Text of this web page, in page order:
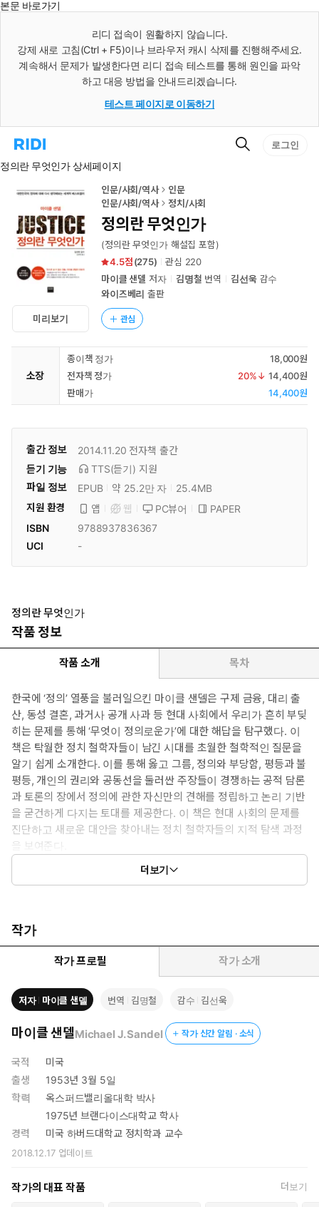
본문 바로가기
리디 접속이 원활하지 않습니다.
강제 새로 고침(Ctrl + F5)이나 브라우저 캐시 삭제를 진행해주세요.
계속해서 문제가 발생한다면 리디 접속 테스트를 통해 원인을 파악
하고 대응 방법을 안내드리겠습니다.
테스트 페이지로 이동하기
리
홈
로
검
로그인
정의란 무엇인가 상세페이지
미리보기
인문/사회/역사
인문
인문/사회/역사
정치/사회
정의란 무엇인가
(정의란 무엇인가 해설집 포함)
4.5
(275) 관심 220
마이클 샌델 저자 김명철 번역 김선욱감수
와이즈베리 출판
관심
소장
종이책 정가
18,000원
전자책 정가
20%↓ 14,400원
판매가
14,400원
출간 정보 2014.11.20 전자책 출간
듣기 기능
TTS(듣기) 지원
파일 정보
EPUB 약 25.2만 자
25.4MB
지원 환경
앱 웹 PC뷰어
PAPER
ISBN
9788937836367
UCI
-
정의란 무엇인가
작품 정보
작품 소개 목차
한국에 ‘정의’ 열풍을 불러일으킨 마이클 샌델은 구제 금융, 대리 출
산, 동성 결혼, 과거사 공개 사과 등 현대 사회에서 우리가 흔히 부딪
히는 문제를 통해 ‘무엇이 정의로운가’에 대한 해답을 탐구했다. 이
책은 탁월한 정치 철학자들이 남긴 시대를 초월한 철학적인 질문을
알기 쉽게 소개한다. 이를 통해 옳고 그름, 정의와 부당함, 평등과 불
평등, 개인의 권리와 공동선을 둘러싼 주장들이 경쟁하는 공적 담론
과 토론의 장에서 정의에 관한 자신만의 견해를 정립하고 논리 기반
을 굳건하게 다지는 토대를 제공한다. 이 책은 현대 사회의 문제를
진단하고 새로운 대안을 찾아내는 정치 철학자들의 지적 탐색 과정
을 보여준다.
정의를 둘러싼 위대한 철학자들과의 대화
유한 85명이 인류 재산의 절반을 차지하고 있다는 기사가 나왔
다. 극에 달한 경제 불평등 해소를 위한 ‘자본세’라는 급진적 대안
에 대해 옳고 그름의 논쟁이 불붙은 2014년 대한민국 사회에 또다
시 정의 열풍이 불고 있다. 불평등의 원인으로 시장만능주의가 지
목되고 있으며, 혹자는 부자에게 세금을 거둬 가난한 사람을 도와
야 공정하다고 주장한다. 하지만 개인이 노력해 번 돈을 세금으로
빼앗는 행위는 공정하지 못하다고 생각하는 사람도 있다. 무엇이
과연 옳은 판단인가?
경제 불평등과 공공성의 상실 같은 문제들이 한국 사회를 위협하고
있는 지금이야말로 민주주의 사회의 정의를 실천하기 위한 도덕성
이 무엇인지 알아보고, 나아가 사회 문제를 극복할 수 있는 올바른
대안을 살펴볼 때다. 정치 철학의 역사 속에서도 벤담, 칸트, 롤스와
같은 사상가들이 당대의 문제와 씨름하며 대안을 모색했으며 그들
의 이론을 통해 오늘을 되돌아볼 수 있다. 하버드 대학교 마이클 샌
델 교수는 구제 금융, 모병제, 대리 출산, 외주 임신, 동성 결혼, 이민
한 전차, 고통의 대가를 계량하는 시험과 같은 사고 실험을 토론 주
더보기
작가
작가 프로필 작가 소개
저자 마이클 샌델 번역 김명철 감수 김선욱
마이클 샌델Michael J. Sandel 작가 신간 알림 · 소식
국적
미국
출생
1953년 3월 5일
학력
옥스퍼드밸리올대학 박사
1975년 브랜다이스대학교 학사
경력
미국 하버드대학교 정치학과 교수
2018.12.17업데이트
작가의 대표 작품 더보기